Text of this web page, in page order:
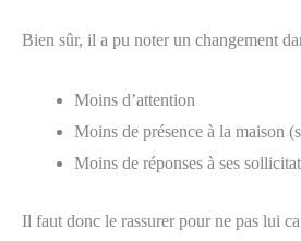
Bien sûr, il a pu noter un changement
Moins d’attention
Moins de présence à la maison
Moins de réponses à ses
Il faut donc le rassurer pour ne pas lui